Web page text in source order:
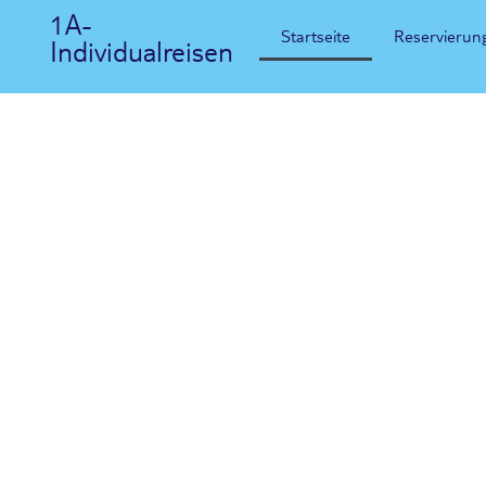
1A-
Individualreisen Startseite